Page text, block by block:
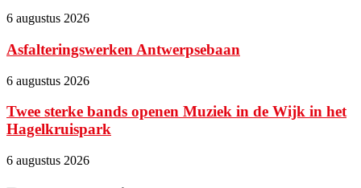
6 augustus 2026
Asfalteringswerken Antwerpsebaan
6 augustus 2026
Twee sterke bands openen Muziek in de Wijk in het
Hagelkruispark
6 augustus 2026